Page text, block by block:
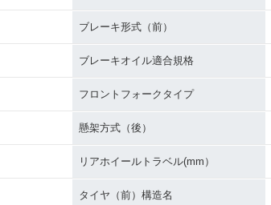
ブレーキ形式（前）
ブレーキオイル適合規格
フロントフォークタイプ
懸架方式（後）
リアホイールトラベル(mm）
タイヤ（前）構造名